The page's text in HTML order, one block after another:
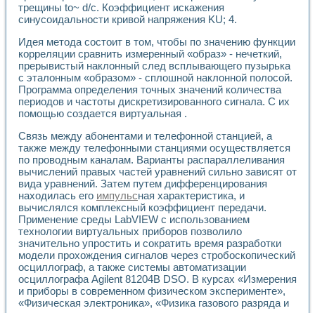
Применение LabVIEW для исследования течения в
Создание виртуальной работы «Изучение магнитных
Устройство для изучения основ интерфейсов обмена по
Лабораторный практикум: изучение адиабатического
Стенд для исследования электрических переходных
Система статистической обработки результатов
Автоматизация лазерно-плазменных измерений с
Модельно-измерительный комплекс. Назначение. Состав.
Учебный практикум "Спектральный и корреляционный
Учебный стенд для исследования принципа действия
Оборудование и программное обеспечение учебных
Виртуальный лабораторный практикум для изучения
Управление роботом ТУР-10 средствами LabVIEW
Аппаратно-программный комплекс для исследования
Автоматизированный дистанционный лабораторный
Исследование возможности реставрации одномерных
Использование технологий NATIONAL INSTRUMENTS в
Разработка модификаций алгоритма полигармонической
Учебный стенд для исследования принципа действия
Виртуальная система поддержки принимаемых решений в
Преемственность дисциплин «Моделирование систем» и
трещины to~ d/c. Коэффициент искажения
синусоидальности кривой напряжения KU; 4.
Идея метода состоит в том, чтобы по значению функции
корреляции сравнить измеренный «образ» - нечеткий,
прерывистый наклонный след всплывающего пузырька
с эталонным «образом» - сплошной наклонной полосой.
Программа определения точных значений количества
периодов и частоты дискретизированного сигнала. С их
помощью создается виртуальная .
Связь между абонентами и телефонной станцией, а
также между телефонными станциями осуществляется
по проводным каналам. Варианты распараллеливания
вычислений правых частей уравнений сильно зависят от
вида уравнений. Затем путем дифференцирования
находилась его импульсная характеристика, и
вычислялся комплексный коэффициент передачи.
Применение среды LabVIEW с использованием
технологии виртуальных приборов позволило
значительно упростить и сократить время разработки
модели прохождения сигналов через стробоскопический
осциллограф, а также системы автоматизации
осциллографа Agilent 81204B DSO. В курсах «Измерения
и приборы в современном физическом эксперименте»,
«Физическая электроника», «Физика газового разряда и